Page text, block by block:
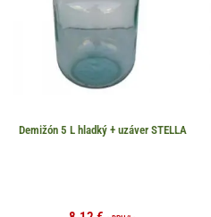
Demižón 5 L hladký + uzáver STELLA